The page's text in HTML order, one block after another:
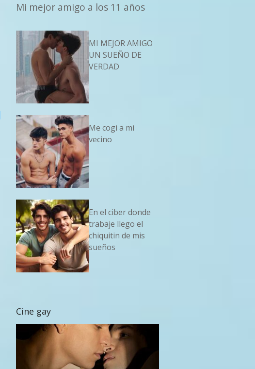
Mi mejor amigo a los 11 años
MI MEJOR AMIGO
UN SUEÑO DE
VERDAD
Me cogi a mi
vecino
En el ciber donde
trabaje llego el
chiquitin de mis
sueños
Cine gay